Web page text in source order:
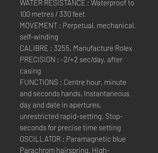
WATER RESISTANCE : Waterproof to
100 metres / 330 feet
MOVEMENT : Perpetual, mechanical,
self-winding
CALIBRE : 3255, Manufacture Rolex
PRECISION : -2/+2 sec/day, after
casing
FUNCTIONS : Centre hour, minute
and seconds hands. Instantaneous
day and date in apertures,
unrestricted rapid-setting. Stop-
seconds for precise time setting
OSCILLATOR : Paramagnetic blue
Parachrom hairspring. High-